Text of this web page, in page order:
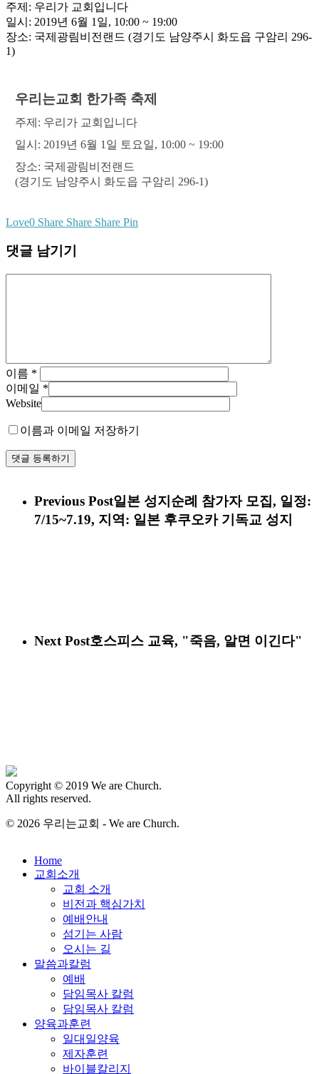
주제: 우리가 교회입니다
일시: 2019년 6월 1일, 10:00 ~ 19:00
장소: 국제광림비전랜드 (경기도 남양주시 화도읍 구암리 296-
1)
우리는교회 한가족 축제
주제: 우리가 교회입니다
일시: 2019년 6월 1일 토요일, 10:00 ~ 19:00
장소: 국제광림비전랜드
(경기도 남양주시 화도읍 구암리 296-1)
Love0 Share Share Share Pin
댓글 남기기
이름 *
이메일 *
Website
이름과 이메일 저장하기
Previous Post일본 성지순례 참가자 모집, 일정:
7/15~7.19, 지역: 일본 후쿠오카 기독교 성지
Next Post호스피스 교육, "죽음, 알면 이긴다"
Copyright © 2019 We are Church.
All rights reserved.
© 2026 우리는교회 - We are Church.
Close
Menu
Home
교회소개
교회 소개
비전과 핵심가치
예배안내
섬기는 사람
오시는 길
말씀과칼럼
예배
담임목사 칼럼
담임목사 칼럼
양육과훈련
일대일양육
제자훈련
바이블칼리지